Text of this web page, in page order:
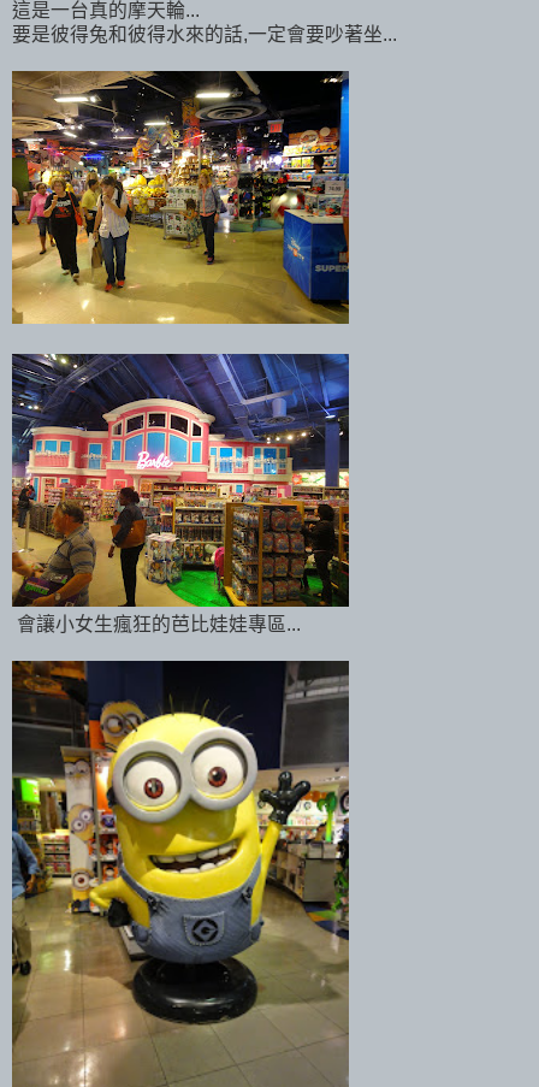
這是一台真的摩天輪...
要是彼得兔和彼得水來的話,一定會要吵著坐...
會讓小女生瘋狂的芭比娃娃專區...